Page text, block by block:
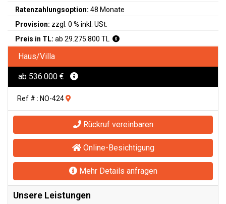
Ratenzahlungsoption: 48 Monate
Provision: zzgl. 0 % inkl. USt.
Preis in TL: ab 29.275.800 TL
Haus/Villa
ab 536.000 €
Ref # : NO-424
Rückruf vereinbaren
Online-Besichtigung
Mehr Details anfragen
Unsere Leistungen